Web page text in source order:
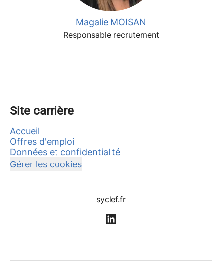
Magalie MOISAN
Responsable recrutement
Site carrière
Accueil
Offres d'emploi
Données et confidentialité
Gérer les cookies
syclef.fr